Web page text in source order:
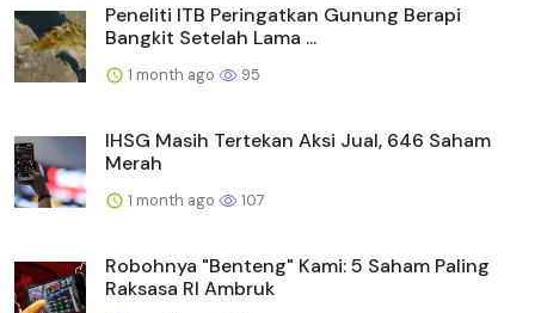
Peneliti ITB Peringatkan Gunung Berapi
Bangkit Setelah Lama ...
1 month ago 95
IHSG Masih Tertekan Aksi Jual, 646 Saham
Merah
1 month ago 107
Robohnya "Benteng" Kami: 5 Saham Paling
Raksasa RI Ambruk